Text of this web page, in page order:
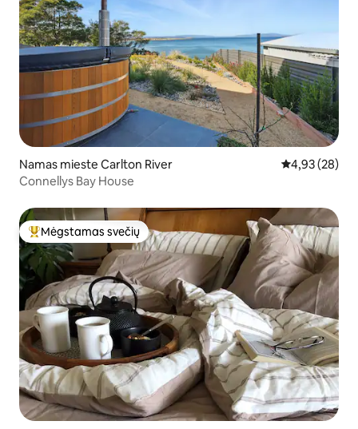
Namas mieste Carlton River Vidutinis
4,93 (28)
Connellys Bay House
Svečių mėgstamiausias
Mėgstamas svečių